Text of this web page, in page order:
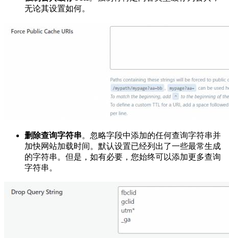
无论其设置如何。
删除查询字符串。忽略字段中添加的任何查询字符串并
加快网站加载时间。默认设置已经列出了一些最常生成
的字符串。但是，如有必要，您始终可以添加更多查询
字符串。